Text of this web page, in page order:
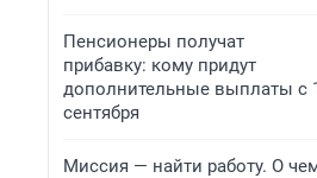
Пенсионеры получат
прибавку: кому придут
дополнительные выплаты с
сентября
Миссия — найти работу. О